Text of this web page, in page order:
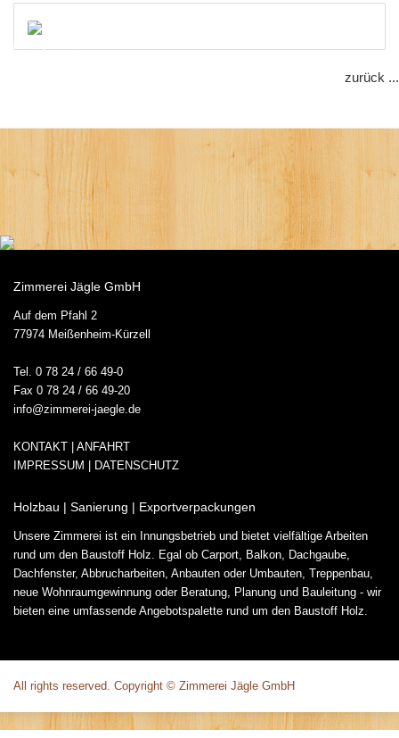
zurück ...
Zimmerei Jägle GmbH
Auf dem Pfahl 2
77974 Meißenheim-Kürzell
Tel. 0 78 24 / 66 49-0
Fax 0 78 24 / 66 49-20
info@zimmerei-jaegle.de
KONTAKT | ANFAHRT
IMPRESSUM
DATENSCHUTZ
Holzbau | Sanierung | Exportverpackungen
Unsere Zimmerei ist ein Innungsbetrieb und bietet vielfältige Arbeiten
rund um den Baustoff Holz. Egal ob Carport, Balkon, Dachgaube,
Dachfenster, Abbrucharbeiten, Anbauten oder Umbauten, Treppenbau,
neue Wohnraumgewinnung oder Beratung, Planung und Bauleitung - wir
bieten eine umfassende Angebotspalette rund um den Baustoff Holz.
All rights reserved. Copyright © Zimmerei Jägle GmbH